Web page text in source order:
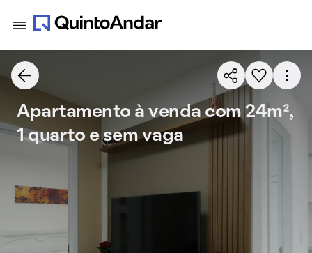
Apartamento à venda com 24m²,
1 quarto e sem vaga